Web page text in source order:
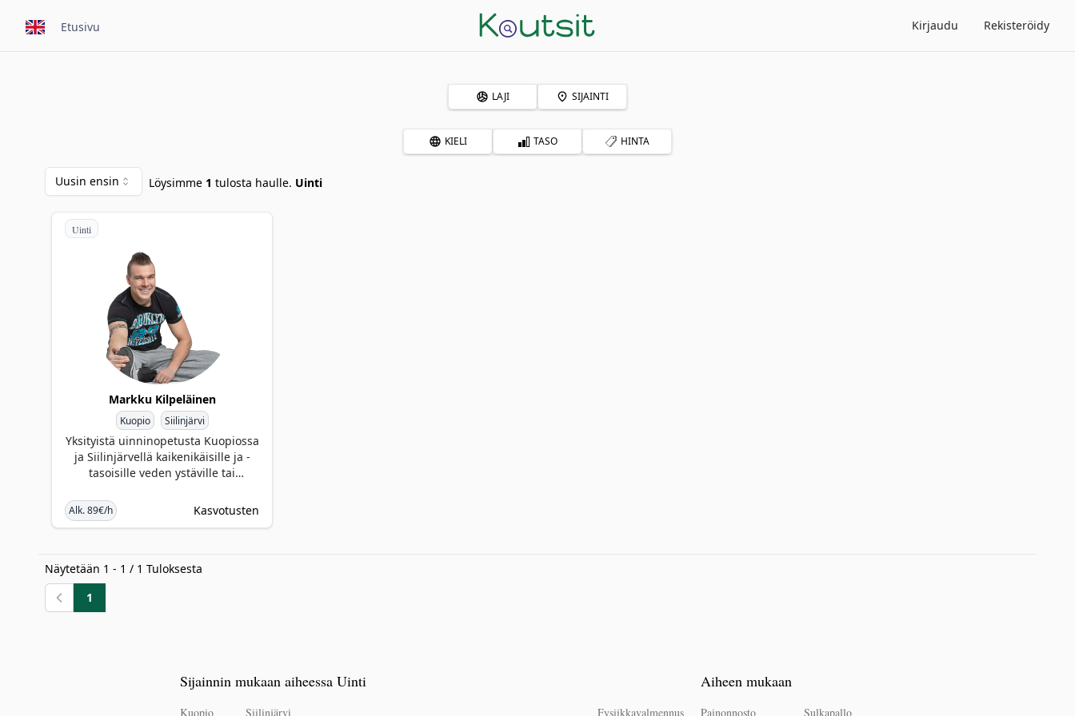
Etusivu Kirjaudu Rekisteröidy
LAJI SIJAINTI
KIELI TASO HINTA
Uusin ensin Löysimme 1 tulosta haulle. Uinti
Uinti
Markku Kilpeläinen
Kuopio Siilinjärvi
Yksityistä uinninopetusta Kuopiossa
ja Siilinjärvellä kaikenikäisille ja -
tasoisille veden ystäville tai
Alk. 89€/h Kasvotusten
Näytetään 1 - 1 / 1 Tuloksesta
Edellinen
1
Sijainnin mukaan aiheessa Uinti
Kuopio Siilinjärvi
Aiheen mukaan
Fysiikkavalmennus Painonnosto Sulkapallo